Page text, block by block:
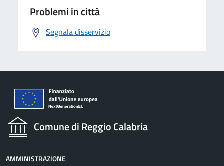
Problemi in città
Segnala disservizio
Comune di Reggio Calabria
AMMINISTRAZIONE